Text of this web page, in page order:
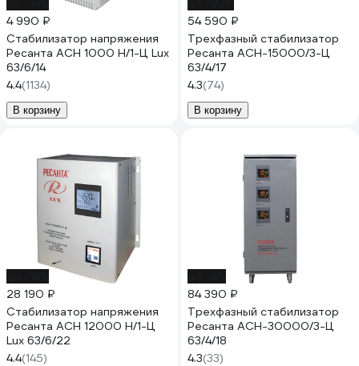
4 990 ₽
Стабилизатор напряжения
Ресанта АСН 1000 Н/1-Ц Lux
63/6/14
4.4(1134)
В корзину
54 590 ₽
Трехфазный стабилизатор
Ресанта АСН-15000/3-Ц
63/4/17
4.3(74)
В корзину
28 190 ₽
Стабилизатор напряжения
Ресанта АСН 12000 Н/1-Ц
Lux 63/6/22
4.4(145)
84 390 ₽
Трехфазный стабилизатор
Ресанта АСН-30000/3-Ц
63/4/18
4.3(33)